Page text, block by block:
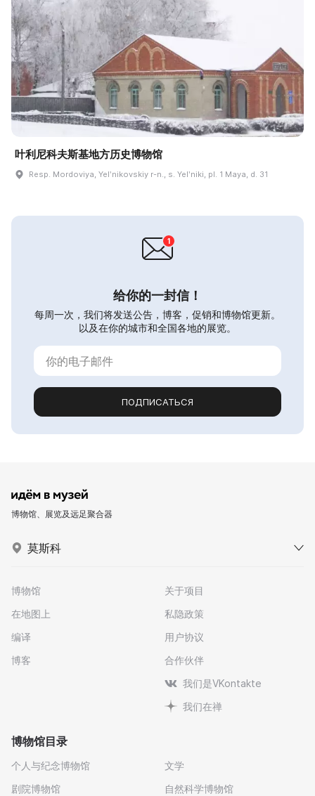
叶利尼科夫斯基地方历史博物馆
Resp. Mordoviya, Yelʹnikovskiy r-n., s. Yelʹniki, pl. 1 Maya, d. 31
给你的一封信！
每周一次，我们将发送公告，博客，促销和博物馆更新。
以及在你的城市和全国各地的展览。
ПОДПИСАТЬСЯ
博物馆、展览及远足聚合器
莫斯科
博物馆
在地图上
编译
博客
关于项目
私隐政策
用户协议
合作伙伴
我们是VKontakte
我们在禅
博物馆目录
个人与纪念博物馆
剧院博物馆
文学
自然科学博物馆